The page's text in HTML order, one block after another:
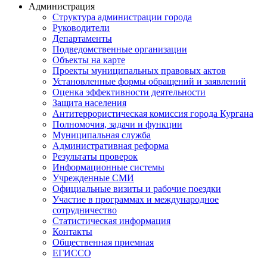
Администрация
Структура администрации города
Руководители
Департаменты
Подведомственные организации
Объекты на карте
Проекты муниципальных правовых актов
Установленные формы обращений и заявлений
Оценка эффективности деятельности
Защита населения
Антитеррористическая комиссия города Кургана
Полномочия, задачи и функции
Муниципальная служба
Административная реформа
Результаты проверок
Информационные системы
Учрежденные СМИ
Официальные визиты и рабочие поездки
Участие в программах и международное
сотрудничество
Статистическая информация
Контакты
Общественная приемная
ЕГИССО